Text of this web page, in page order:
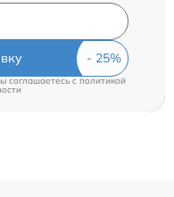
соглашаетесь c политикой